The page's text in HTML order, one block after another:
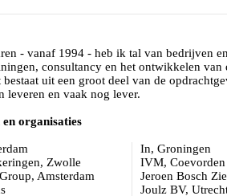
- vanaf 1994 - heb ik tal van bedrijven
consultancy en het ontwikkelen van
uit een groot deel van de
leveren en vaak nog lever.
organisaties
Zwolle
Amsterdam
In, Groningen
IVM, Coevorden
Jeroen Bosch
Joulz BV,